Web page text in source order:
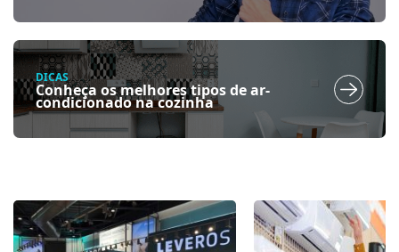
DICAS
Conheça os melhores tipos de ar-
condicionado na cozinha